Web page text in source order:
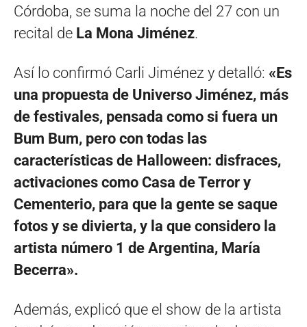
Córdoba, se suma la noche del 27 con un
recital de La Mona Jiménez.
Así lo confirmó Carli Jiménez y detalló: «Es
una propuesta de Universo Jiménez, más
de festivales, pensada como si fuera un
Bum Bum, pero con todas las
características de Halloween: disfraces,
activaciones como Casa de Terror y
Cementerio, para que la gente se saque
fotos y se divierta, y la que considero la
artista número 1 de Argentina, María
Becerra».
Además, explicó que el show de la artista